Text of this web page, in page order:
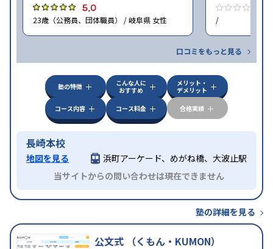
5.0
23歳（公務員、団体職員） / 岐阜県 女性 /
口コミをもっと見る
塾の特徴
こんな人に
おすすめ
メリット・
デメリット
コース内容
コース料金 合格実績
長崎本校
地図を見る
浜町アーケード、めがね橋、大波止駅
当サイトからの問い合わせは現在できません
塾の詳細を見る
公文式 （くもん・KUMON）